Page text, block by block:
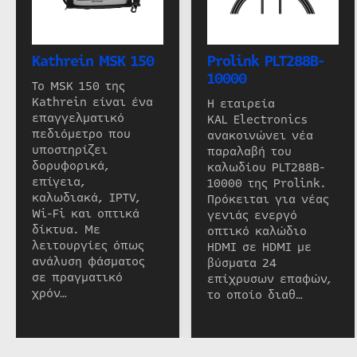
Kathrein MSK 150
Το MSK 150 της
Kathrein είναι ένα
επαγγελματικό
πεδιόμετρο που
υποστηρίζει
δορυφορικά,
επίγεια,
καλωδιακά, IPTV,
Wi-Fi και οπτικά
δίκτυα. Με
λειτουργίες όπως
ανάλυση φάσματος
σε πραγματικό
χρόν…
Prolink PLT288B-
10000
Η εταιρεία
KAL Electronics
ανακοινώνει νέα
παραλαβή του
καλωδίου PLT288B-
10000 της Prolink.
Πρόκειται για νέας
γενιάς ενεργό
οπτικό καλώδιο
HDMI σε HDMI με
βύσματα 24
επίχρυσων επαφών,
το οποίο διαθ…